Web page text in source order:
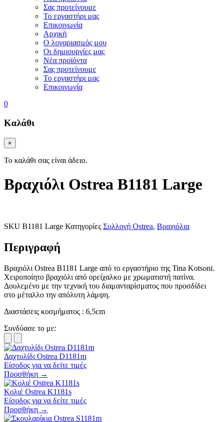
Σας προτείνουμε
Το εργαστήρι μας
Επικοινωνία
Αρχική
Ο λογαριασμός μου
Οι δημιουργίες μας
Νέα προϊόντα
Σας προτείνουμε
Το εργαστήρι μας
Επικοινωνία
0
Καλάθι
×
Το καλάθι σας είναι άδειο.
Βραχιόλι Ostrea B1181 Large
SKU B1181 Large Κατηγορίες Συλλογή Ostrea, Βραχιόλια
Περιγραφή
Βραχιόλι Ostrea B1181 Large από το εργαστήριο της Tina Kotsoni.
Χειροποίητο βραχιόλι από ορείχαλκο με χρωματιστή πατίνα.
Δουλεμένο με την τεχνική του διαμανταρίσματος που προσδίδει
στο μέταλλο την απόλυτη λάμψη.
Διαστάσεις κοσμήματος : 6,5cm
Συνδύασε το με:
Δαχτυλίδι Ostrea D1181m
Είσοδος για να δείτε τιμές
Προσθήκη →
Κολιέ Ostrea K1181s
Είσοδος για να δείτε τιμές
Προσθήκη →